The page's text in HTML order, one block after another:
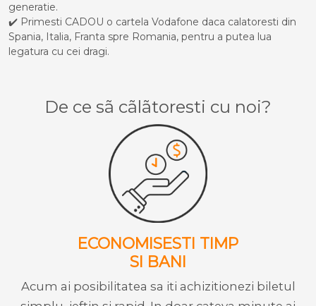
generatie.
✔️ Primesti CADOU o cartela Vodafone daca calatoresti din
Spania, Italia, Franta spre Romania, pentru a putea lua
legatura cu cei dragi.
De ce sã cãlãtoresti cu noi?
ECONOMISESTI TIMP
SI BANI
Acum ai posibilitatea sa iti achizitionezi biletul